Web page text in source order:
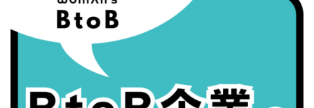
・がん征圧月間
・世界アルツハイマー月間
・健康増進普及月間
・歯ヂカラ探究月間
・職場の健康診断実施強化月間